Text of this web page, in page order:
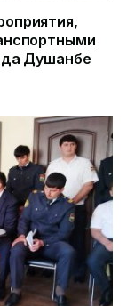
Душанбе